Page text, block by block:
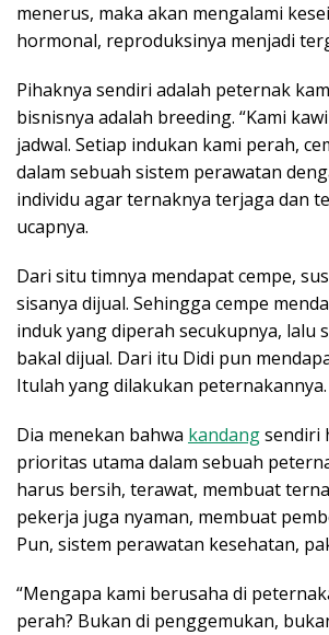
menerus, maka akan mengalami
hormonal, reproduksinya menjadi
Pihaknya sendiri adalah peternak
bisnisnya adalah breeding. “Kami
jadwal. Setiap indukan kami perah,
dalam sebuah sistem perawatan
individu agar ternaknya terjaga dan
ucapnya.
Dari situ timnya mendapat cempe,
sisanya dijual. Sehingga cempe
induk yang diperah secukupnya, lalu
bakal dijual. Dari itu Didi pun
Itulah yang dilakukan peternakannya.
Dia menekan bahwa kandangsendiri
prioritas utama dalam sebuah
harus bersih, terawat, membuat
pekerja juga nyaman, membuat
Pun, sistem perawatan kesehatan,
“Mengapa kami berusaha di
perah? Bukan di penggemukan,